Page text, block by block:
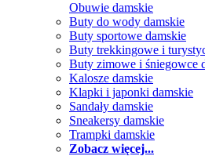
Obuwie damskie
Buty do wody damskie
Buty sportowe damskie
Buty trekkingowe i
Buty zimowe i śniegowce
Kalosze damskie
Klapki i japonki damskie
Sandały damskie
Sneakersy damskie
Trampki damskie
Zobacz więcej...